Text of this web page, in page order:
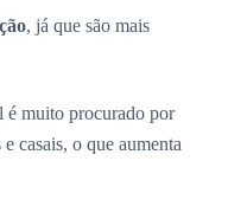
, já que são mais
é muito procurado por
casais, o que aumenta